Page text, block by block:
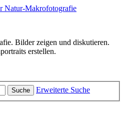
Bilder zeigen und diskutieren.
erstellen.
Suche Erweiterte Suche